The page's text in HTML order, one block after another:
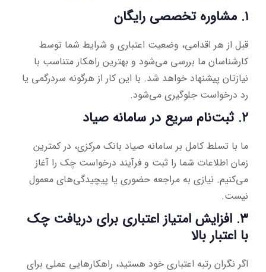
۱. مشاوره تخصصی رایگان
قبل از هر اقدامی، وضعیت اعتباری و شرایط شما توسط
کارشناسان ما بررسی می‌شود و بهترین راهکار متناسب با
نیازتان پیشنهاد خواهد شد. با این کار از هرگونه سردرگمی یا
رد درخواست جلوگیری می‌شود.
۲. ثبت‌نام سریع در سامانه صیاد
ما با تسلط کامل بر سامانه صیاد بانک مرکزی، در کمترین
زمان اطلاعات شما را ثبت و فرآیند درخواست چک را آغاز
می‌کنیم. نیازی به مراجعه حضوری یا پیچیدگی‌های معمول
نیست.
۳. افزایش امتیاز اعتباری برای دریافت چک
با اعتبار بالا
اگر نگران رتبه اعتباری خود هستید، راهکارهایی عملی برای